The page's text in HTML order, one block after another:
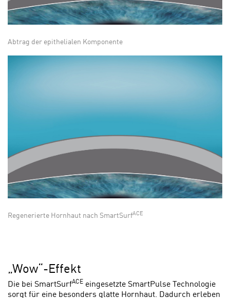
Abtrag der epithelialen Komponente
Regenerierte Hornhaut nach SmartSurfACE
„Wow“-Effekt
Die bei SmartSurfACE eingesetzte SmartPulse Technologie
sorgt für eine besonders glatte Hornhaut. Dadurch erleben